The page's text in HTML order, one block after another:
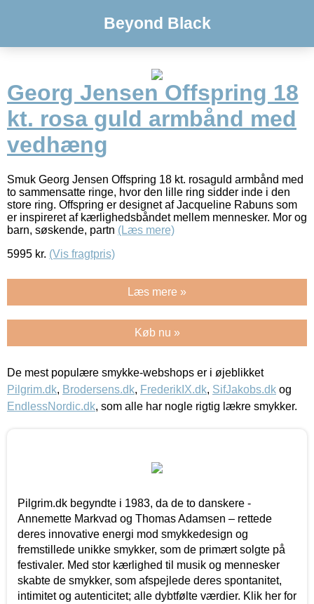
Beyond Black
Georg Jensen Offspring 18
kt. rosa guld armbånd med
vedhæng
Smuk Georg Jensen Offspring 18 kt. rosaguld armbånd med
to sammensatte ringe, hvor den lille ring sidder inde i den
store ring. Offspring er designet af Jacqueline Rabuns som
er inspireret af kærlighedsbåndet mellem mennesker. Mor og
barn, søskende, partn (Læs mere)
5995 kr. (Vis fragtpris)
Læs mere »
Køb nu »
De mest populære smykke-webshops er i øjeblikket
Pilgrim.dk, Brodersens.dk, FrederikIX.dk, SifJakobs.dk og
EndlessNordic.dk, som alle har nogle rigtig lækre smykker.
Pilgrim.dk begyndte i 1983, da de to danskere -
Annemette Markvad og Thomas Adamsen – rettede
deres innovative energi mod smykkedesign og
fremstillede unikke smykker, som de primært solgte på
festivaler. Med stor kærlighed til musik og mennesker
skabte de smykker, som afspejlede deres spontanitet,
intimitet og autenticitet; alle dybtfølte værdier. Klik her for